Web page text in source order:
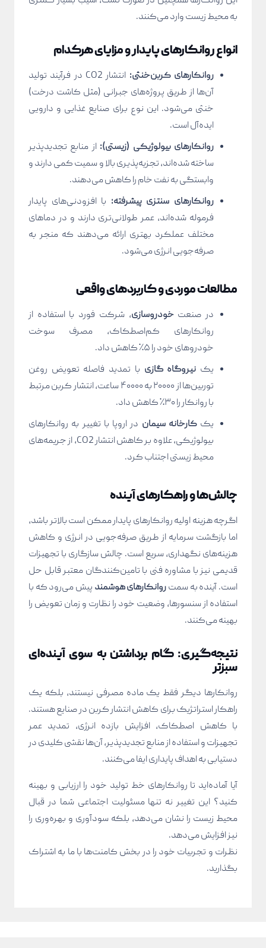
به محیط زیست وارد می‌کنند.
انواع روانکارهای پایدار و مزایای هرکدام
روانکارهای کربن‌خنثی:
انتشار CO2 در فرآیند تولید
آن‌ها از طریق پروژه‌های جبرانی (مثل کاشت درخت)
خنثی می‌شود. این نوع برای صنایع غذایی و دارویی
ایده‌آل است.
روانکارهای بیولوژیکی (زیستی): از منابع تجدیدپذیر
ساخته شده‌اند، تجزیه‌پذیری بالا و سمیت کمی دارند و
وابستگی به نفت خام را کاهش می‌دهند.
روانکارهای سنتزی پیشرفته: با افزودنی‌های پایدار
فرموله شده‌اند، عمر طولانی‌تری دارند و در دماهای
مختلف عملکرد بهتری ارائه می‌دهند که منجر به
صرفه‌جویی انرژی می‌شود.
مطالعات موردی و کاربردهای واقعی
در صنعتخودروسازی، شرکت فورد با استفاده از
روانکارهای کم‌اصطکاک، مصرف سوخت
خودروهای خود را ۵٪ کاهش داد.
یک نیروگاه گازی با تمدید فاصله تعویض روغن
توربین‌ها از ۲۰۰۰۰ به ۴۰۰۰۰ ساعت، انتشار کربن مرتبط
با روانکار را ۳۰٪ کاهش داد.
یککارخانه سیمان در اروپا با تغییر به روانکارهای
بیولوژیکی، علاوه بر کاهش انتشار CO2، از جریمه‌های
محیط زیستی اجتناب کرد.
چالش‌ها و راهکارهای آینده
اگرچه هزینه اولیه روانکارهای پایدار ممکن است بالاتر باشد،
اما بازگشت سرمایه از طریق صرفه‌جویی در انرژی و کاهش
هزینه‌های نگهداری، سریع است. چالش سازگاری با تجهیزات
قدیمی نیز با مشاوره فنی با تامین‌کنندگان معتبر قابل حل
است. آینده به سمتروانکارهای هوشمند پیش می‌رود که با
استفاده از سنسورها، وضعیت خود را نظارت و زمان تعویض را
بهینه می‌کنند.
نتیجه‌گیری: گام برداشتن به سوی آینده‌ای
سبزتر
روانکارها دیگر فقط یک ماده مصرفی نیستند، بلکه یک
راهکار استراتژیک برای کاهش انتشار کربن در صنایع هستند.
با کاهش اصطکاک، افزایش بازده انرژی، تمدید عمر
تجهیزات و استفاده از منابع تجدیدپذیر، آن‌ها نقشی کلیدی در
دستیابی به اهداف پایداری ایفا می‌کنند.
آیا آماده‌اید تا روانکارهای خط تولید خود را ارزیابی و بهینه
کنید؟ این تغییر نه تنها مسئولیت اجتماعی شما در قبال
محیط زیست را نشان می‌دهد، بلکه سودآوری و بهره‌وری را
نیز افزایش می‌دهد.
نظرات و تجربیات خود را در بخش کامنت‌ها با ما به اشتراک
بگذارید.